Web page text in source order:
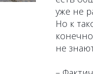
уже не
Но к
не